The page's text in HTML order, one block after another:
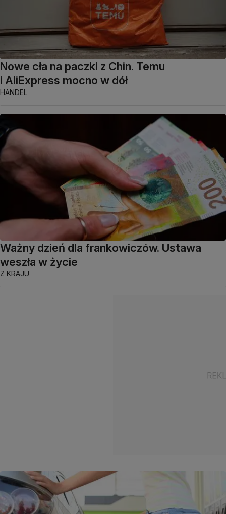
Nowe cła na paczki z Chin. Temu
i AliExpress mocno w dół
HANDEL
Ważny dzień dla frankowiczów. Ustawa
weszła w życie
Z KRAJU